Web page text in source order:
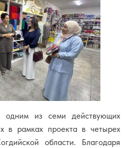
одним из семи действующих
в рамках проекта в четырех
области. Благодаря